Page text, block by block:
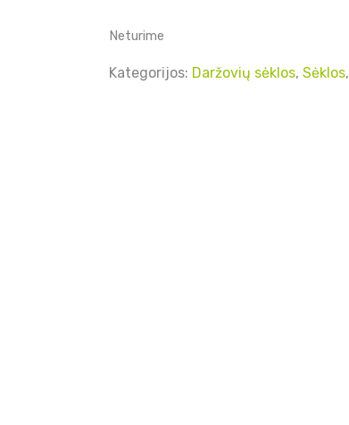
Neturime
Kategorijos: Daržovių sėklos, Sėklos,